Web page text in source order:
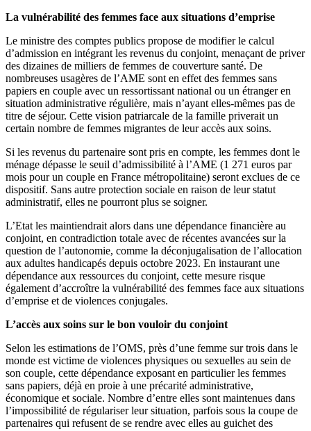
La vulnérabilité des femmes face aux situations d’emprise
Le ministre des comptes publics propose de modifier le calcul
d’admission en intégrant les revenus du conjoint, menaçant de priver
des dizaines de milliers de femmes de couverture santé. De
nombreuses usagères de l’AME sont en effet des femmes sans
papiers en couple avec un ressortissant national ou un étranger en
situation administrative régulière, mais n’ayant elles-mêmes pas de
titre de séjour. Cette vision patriarcale de la famille priverait un
certain nombre de femmes migrantes de leur accès aux soins.
Si les revenus du partenaire sont pris en compte, les femmes dont le
ménage dépasse le seuil d’admissibilité à l’AME (1 271 euros par
mois pour un couple en France métropolitaine) seront exclues de ce
dispositif. Sans autre protection sociale en raison de leur statut
administratif, elles ne pourront plus se soigner.
L’Etat les maintiendrait alors dans une dépendance financière au
conjoint, en contradiction totale avec de récentes avancées sur la
question de l’autonomie, comme la déconjugalisation de l’allocation
aux adultes handicapés depuis octobre 2023. En instaurant une
dépendance aux ressources du conjoint, cette mesure risque
également d’accroître la vulnérabilité des femmes face aux situations
d’emprise et de violences conjugales.
L’accès aux soins sur le bon vouloir du conjoint
Selon les estimations de l’OMS, près d’une femme sur trois dans le
monde est victime de violences physiques ou sexuelles au sein de
son couple, cette dépendance exposant en particulier les femmes
sans papiers, déjà en proie à une précarité administrative,
économique et sociale. Nombre d’entre elles sont maintenues dans
l’impossibilité de régulariser leur situation, parfois sous la coupe de
partenaires qui refusent de se rendre avec elles au guichet des